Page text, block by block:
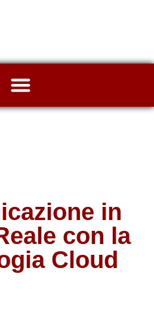
in
con la
Cloud